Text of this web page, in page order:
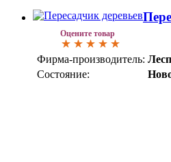
Оцените товар
Фирма-производитель:
Состояние: